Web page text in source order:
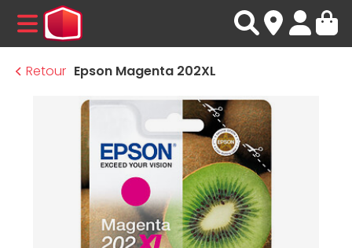
MENU
Retour Epson Magenta 202XL